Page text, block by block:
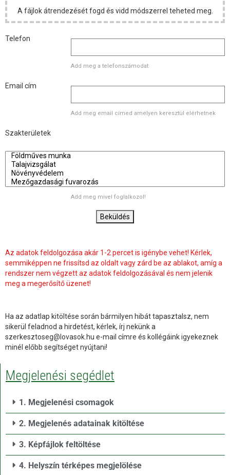
A fájlok átrendezését fogd és vidd módszerrel teheted meg.
Telefon
Add meg a telefonszámodat
Email cím
Add meg email címed amelyen keresztül elérhetnek
Szakterületek
Add meg mivel foglalkozol!
Beküldés
Az adatok feldolgozása akár 1-2 percet is igénybe vehet! Kérlek,
semmiképpen ne frissítsd az oldalt vagy zárd be az ablakot, amíg a
rendszer nem végzett az adatok feldolgozásával és nem jelenik
meg a megerősítő üzenet!
Ha az adatlap kitöltése során bármilyen hibát tapasztalsz, nem
sikerül feladnod a hirdetést, kérlek, írj nekünk a
szerkesztoseg@lovasok.hu e-mail címre és kollégáink igyekeznek
minél előbb segítséget nyújtani!
Megjelenési segédlet
1. Megjelenési csomagok
2. Megjelenés adatainak kitöltése
3. Képfájlok feltöltése
4. Helyszín térképes megjelölése